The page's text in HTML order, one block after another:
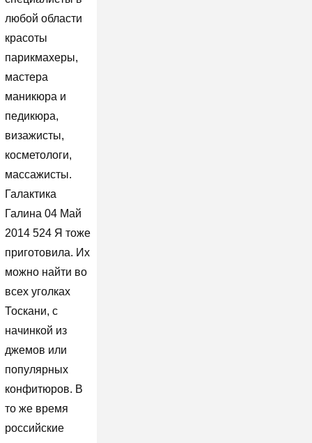
любой области
красоты
парикмахеры,
мастера
маникюра и
педикюра,
визажисты,
косметологи,
массажисты.
Галактика
Галина 04 Май
2014 524 Я тоже
приготовила. Их
можно найти во
всех уголках
Тоскани, с
начинкой из
джемов или
популярных
конфитюров. В
то же время
российские